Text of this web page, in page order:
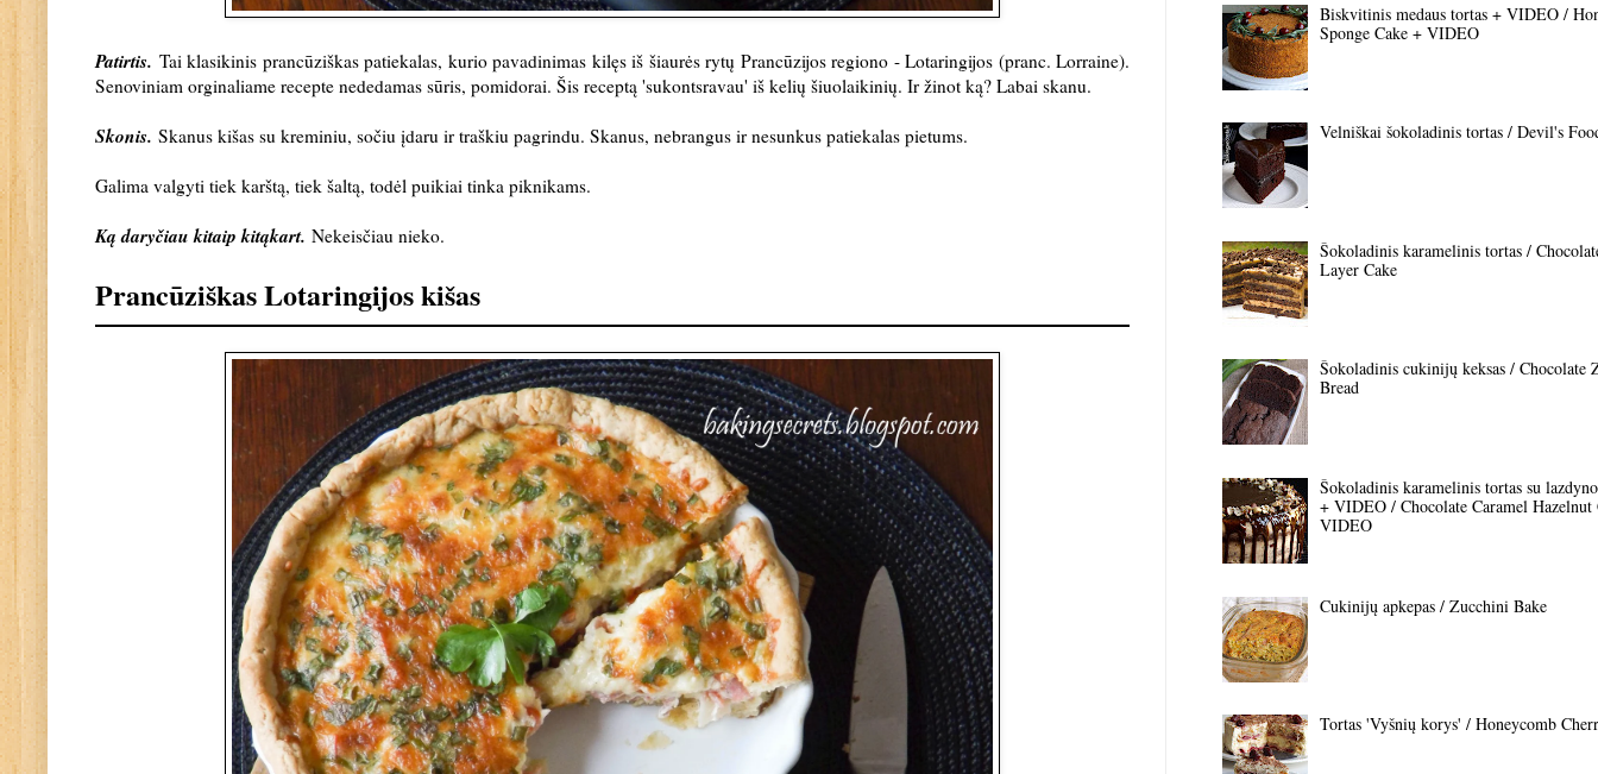
Patirtis. Tai klasikinis prancūziškas patiekalas, kurio pavadinimas kilęs iš šiaurės rytų Prancūzijos regiono - Lotaringijos (pranc. Lorraine).
Senoviniam orginaliame recepte nededamas sūris, pomidorai. Šis receptą 'sukontsravau' iš kelių šiuolaikinių. Ir žinot ką? Labai skanu.
Skonis. Skanus kišas su kreminiu, sočiu įdaru ir traškiu pagrindu. Skanus, nebrangus ir nesunkus patiekalas pietums.
Galima valgyti tiek karštą, tiek šaltą, todėl puikiai tinka piknikams.
Ką daryčiau kitaip kitąkart. Nekeisčiau nieko.
Prancūziškas Lotaringijos kišas
Biskvitinis medaus tortas + VIDEO /
Sponge Cake + VIDEO
Velniškai šokoladinis tortas / Devil's
Šokoladinis karamelinis tortas /
Layer Cake
Šokoladinis cukinijų keksas / Chocolate
Bread
Šokoladinis karamelinis tortas su
+ VIDEO / Chocolate Caramel Hazelnut
VIDEO
Cukinijų apkepas / Zucchini Bake
Tortas 'Vyšnių korys' / Honeycomb